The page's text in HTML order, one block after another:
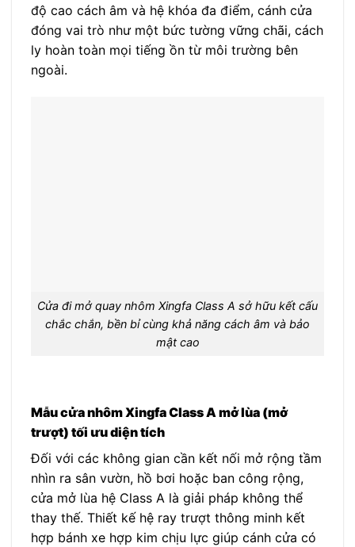
độ cao cách âm và hệ khóa đa điểm, cánh cửa
đóng vai trò như một bức tường vững chãi, cách
ly hoàn toàn mọi tiếng ồn từ môi trường bên
ngoài.
Cửa đi mở quay nhôm Xingfa Class A sở hữu kết cấu
chắc chắn, bền bỉ cùng khả năng cách âm và bảo
mật cao
Mẫu cửa nhôm Xingfa Class A mở lùa (mở
trượt) tối ưu diện tích
Đối với các không gian cần kết nối mở rộng tầm
nhìn ra sân vườn, hồ bơi hoặc ban công rộng,
cửa mở lùa hệ Class A là giải pháp không thể
thay thế. Thiết kế hệ ray trượt thông minh kết
hợp bánh xe hợp kim chịu lực giúp cánh cửa có